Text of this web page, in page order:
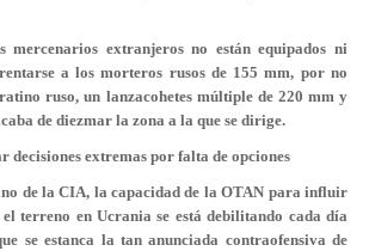
mercenarios extranjeros no están equipados ni
a los morteros rusos de 155 mm, por no
ruso, un lanzacohetes múltiple de 220 mm y
de diezmar la zona a la que se dirige.
decisiones extremas por falta de opciones
de la CIA, la capacidad de la OTAN para influir
terreno en Ucrania se está debilitando cada día
se estanca la tan anunciada contraofensiva de